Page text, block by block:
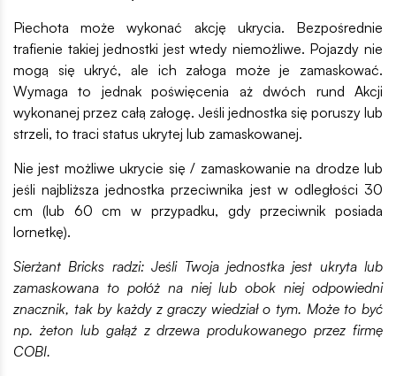
Piechota może wykonać akcję ukrycia. Bezpośrednie
trafienie takiej jednostki jest wtedy niemożliwe. Pojazdy nie
mogą się ukryć, ale ich załoga może je zamaskować.
Wymaga to jednak poświęcenia aż dwóch rund Akcji
wykonanej przez całą załogę. Jeśli jednostka się poruszy lub
strzeli, to traci status ukrytej lub zamaskowanej.
Nie jest możliwe ukrycie się / zamaskowanie na drodze lub
jeśli najbliższa jednostka przeciwnika jest w odległości 30
cm (lub 60 cm w przypadku, gdy przeciwnik posiada
lornetkę).
Sierżant Bricks radzi: Jeśli Twoja jednostka jest ukryta lub
zamaskowana to połóż na niej lub obok niej odpowiedni
znacznik, tak by każdy z graczy wiedział o tym. Może to być
np. żeton lub gałąź z drzewa produkowanego przez firmę
COBI.